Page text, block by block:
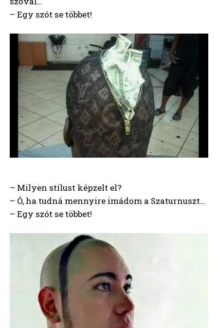
– Egy szót se többet!
– Milyen stílust képzelt el?
– Ó, ha tudná mennyire imádom a Szaturnuszt…
– Egy szót se többet!